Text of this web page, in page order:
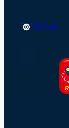
© CEVJ